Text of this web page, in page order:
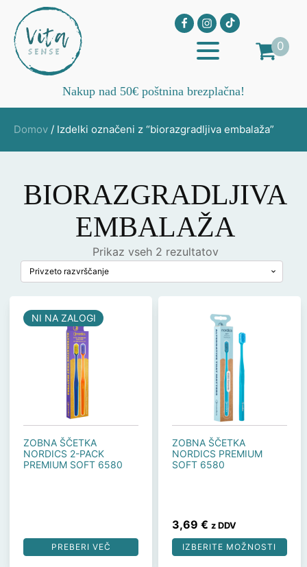
0
Nakup nad 50€ poštnina brezplačna!
Domov / Izdelki označeni z “biorazgradljiva embalaža”
BIORAZGRADLJIVA
EMBALAŽA
Prikaz vseh 2 rezultatov
NI NA ZALOGI
ZOBNA ŠČETKA
NORDICS 2-PACK
PREMIUM SOFT 6580
PREBERI VEČ
ZOBNA ŠČETKA
NORDICS PREMIUM
SOFT 6580
3,69 € z DDV
IZBERITE MOŽNOSTI
Možnosti
lahko
izberete
na